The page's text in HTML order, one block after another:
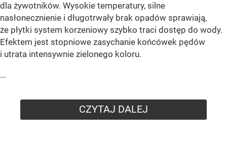
dla żywotników. Wysokie temperatury, silne
nasłonecznienie i długotrwały brak opadów sprawiają,
że płytki system korzeniowy szybko traci dostęp do wody.
Efektem jest stopniowe zasychanie końcówek pędów
i utrata intensywnie zielonego koloru.
...
CZYTAJ DALEJ